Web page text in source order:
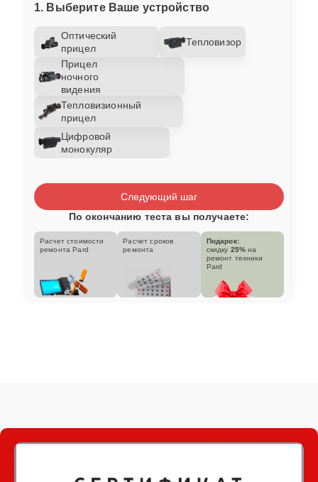
1. Выберите Ваше устройство
Оптический
прицел
Тепловизор
Прицел
ночного
видения
Тепловизионный
прицел
Цифровой
монокуляр
Следующий шаг
По окончанию теста вы получаете:
Расчет стоимости
ремонта Pard
Расчет сроков
ремонта
Подарок:
скидку 25% на
ремонт техники
Pard